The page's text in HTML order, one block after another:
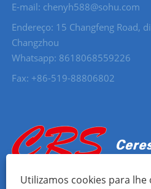
E-mail: chenyh588@sohu.com
Endereço: 15 Changfeng Road,
Changzhou
Whatsapp: 8618068559226
Fax: +86-519-88806802
Utilizamos cookies para lhe